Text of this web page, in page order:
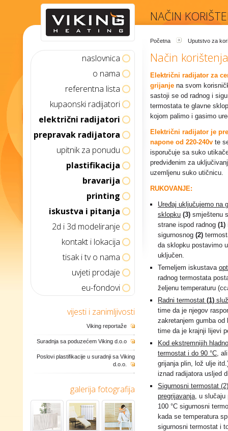
NAČIN
Početna Uputstvo za
naslovnica
o nama
referentna lista
kupaonski radijatori
električni radijatori
prepravak radijatora
upitnik za ponudu
plastifikacija
bravarija
printing
iskustva i pitanja
2d i 3d modeliranje
kontakt i lokacija
tisak i tv o nama
uvjeti prodaje
eu-fondovi
vijesti i zanimljivosti
Viking reportaže
Suradnja sa poduzećem Viking d.o.o
Poslovi plastifikacije u suradnji sa Viking
d.o.o.
galerija fotografija
Način
Električni radijator za
grijanje na svom
sastoji se od radnog i
termostata te glavne
kojom palimo i gasimo
Električni radijator je
napone od 220-240v te
isporučuje sa suko
predviđenim za
uzemljenu suko utičnicu.
RUKOVANJE:
Uređaj uključujemo na
sklopku (3) smještenu
strane ispod radnog (1)
sigurnosnog (2)
da sklopku postavimo
uključen.
Temeljem iskustava
radnog termostata
željenu temperaturu
Radni termostat (1)
time da je njegov
zakretanjem gumba
time da je krajnji lijevi
Kod ekstremnijih
termostat i do 90 °C,
grijanja plin, lož ulje
iznad radijatora usljed
Sigurnosni termostat
pregrijavanja, u slučaju
100 °C sigurnosni
kada se temperatura
sigurnosni termostat i